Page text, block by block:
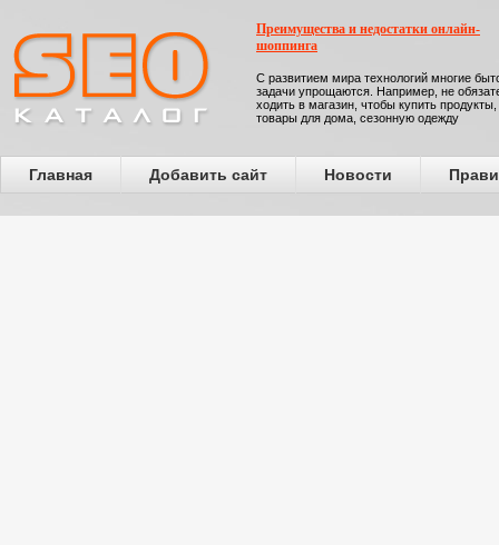
Преимущества и недостатки онлайн-
шоппинга
С развитием мира технологий многие
задачи упрощаются. Например, не
ходить в магазин, чтобы купить продукты,
товары для дома, сезонную одежду
Главная Добавить сайт Новости